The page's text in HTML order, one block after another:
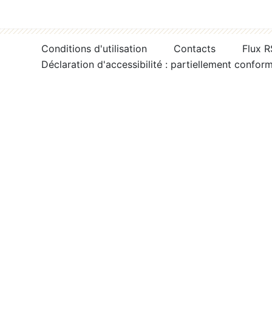
Conditions d'utilisation Contacts
Flux
Déclaration d'accessibilité : partiellement